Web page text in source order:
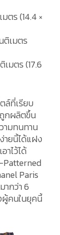
ตร (14.4 ×
ติเมตร
มตร (17.6
ล์ที่เรียบ
ถูกผลิตขึ้น
ามทนทาน
ายนี้ได้แฝง
าไว้ได้
Patterned
Paris
ากว่า 6
ผู้คนในยุคนี้